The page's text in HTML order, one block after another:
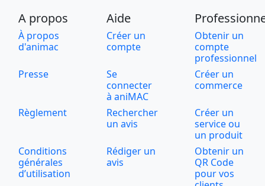
A propos Aide
À propos
d'animac
Créer un
compte
Obtenir un
compte
professionnel
Presse
Se
connecter
à aniMAC
Créer un
commerce
Règlement
Rechercher
un avis
Créer un
service ou
un produit
Conditions
générales
d’utilisation
Rédiger un
avis
Obtenir un
QR Code
pour vos